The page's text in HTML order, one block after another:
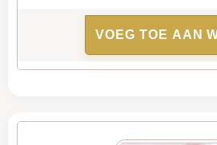
VOEG TOE AAN